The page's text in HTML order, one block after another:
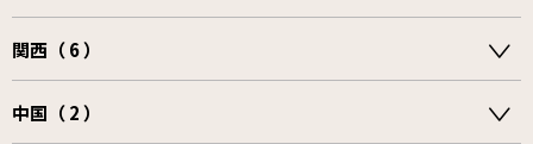
関西（ 6 ）
中国（ 2 ）